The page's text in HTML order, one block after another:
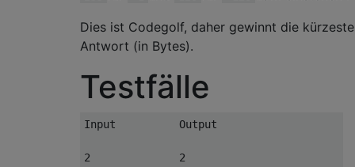
Dies ist Codegolf, daher gewinnt die kürzeste
Antwort (in Bytes).
Testfälle
Input          Output
2              2